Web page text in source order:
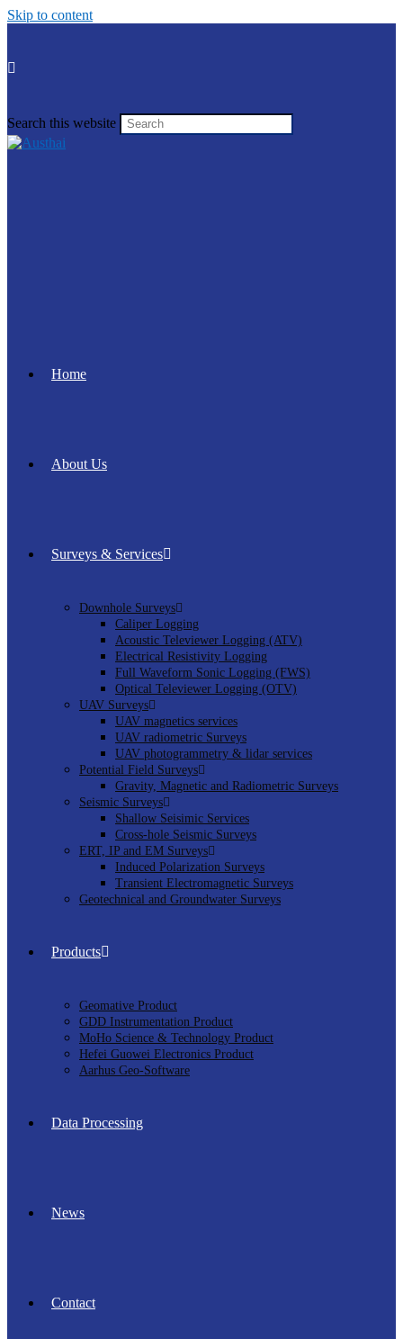
Skip to content
Search this website
Home
About Us
Surveys & Services
Downhole Surveys
Caliper Logging
Acoustic Televiewer Logging (ATV)
Electrical Resistivity Logging
Full Waveform Sonic Logging (FWS)
Optical Televiewer Logging (OTV)
UAV Surveys
UAV magnetics services
UAV radiometric Surveys
UAV photogrammetry & lidar services
Potential Field Surveys
Gravity, Magnetic and Radiometric Surveys
Seismic Surveys
Shallow Seisimic Services
Cross-hole Seismic Surveys
ERT, IP and EM Surveys
Induced Polarization Surveys
Transient Electromagnetic Surveys
Geotechnical and Groundwater Surveys
Products
Geomative Product
GDD Instrumentation Product
MoHo Science & Technology Product
Hefei Guowei Electronics Product
Aarhus Geo-Software
Data Processing
News
Contact